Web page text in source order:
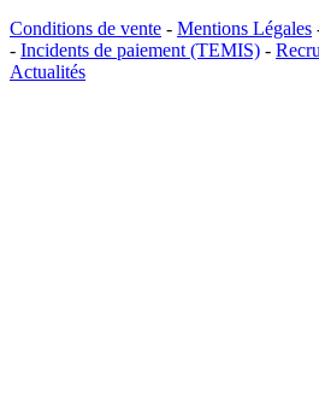
Conditions de vente - Mentions Légales
- Incidents de paiement (TEMIS) -
Actualités